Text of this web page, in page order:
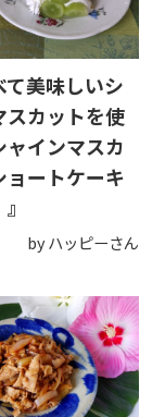
て美味しいシ
スカットを使
ャインマスカ
ョートケーキ
by ハッピーさん